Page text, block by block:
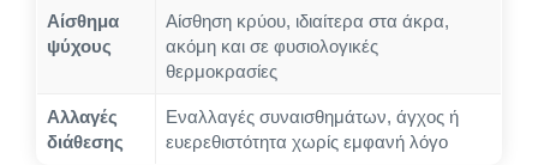
Αίσθημα
ψύχους
Αίσθηση κρύου, ιδιαίτερα στα άκρα,
ακόμη και σε φυσιολογικές
θερμοκρασίες
Αλλαγές
διάθεσης
Εναλλαγές συναισθημάτων, άγχος ή
ευερεθιστότητα χωρίς εμφανή λόγο